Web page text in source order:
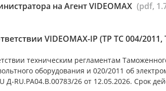
на Агент VIDEOMAX (pdf,
VIDEOMAX-IP (ТР ТС 004/2011,
техническим регламентам
оборудования и 020/2011 об
Д-RU.РА04.В.00783/26 от 12.05.2026. Срок